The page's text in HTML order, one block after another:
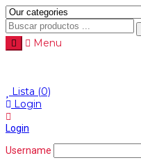
Menu
Lista (0)
Login
Login
Username